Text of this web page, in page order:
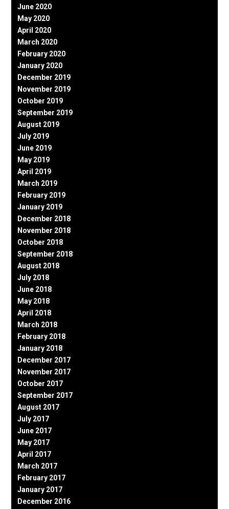
June 2020
May 2020
April 2020
March 2020
February 2020
January 2020
December 2019
November 2019
October 2019
September 2019
August 2019
July 2019
June 2019
May 2019
April 2019
March 2019
February 2019
January 2019
December 2018
November 2018
October 2018
September 2018
August 2018
July 2018
June 2018
May 2018
April 2018
March 2018
February 2018
January 2018
December 2017
November 2017
October 2017
September 2017
August 2017
July 2017
June 2017
May 2017
April 2017
March 2017
February 2017
January 2017
December 2016